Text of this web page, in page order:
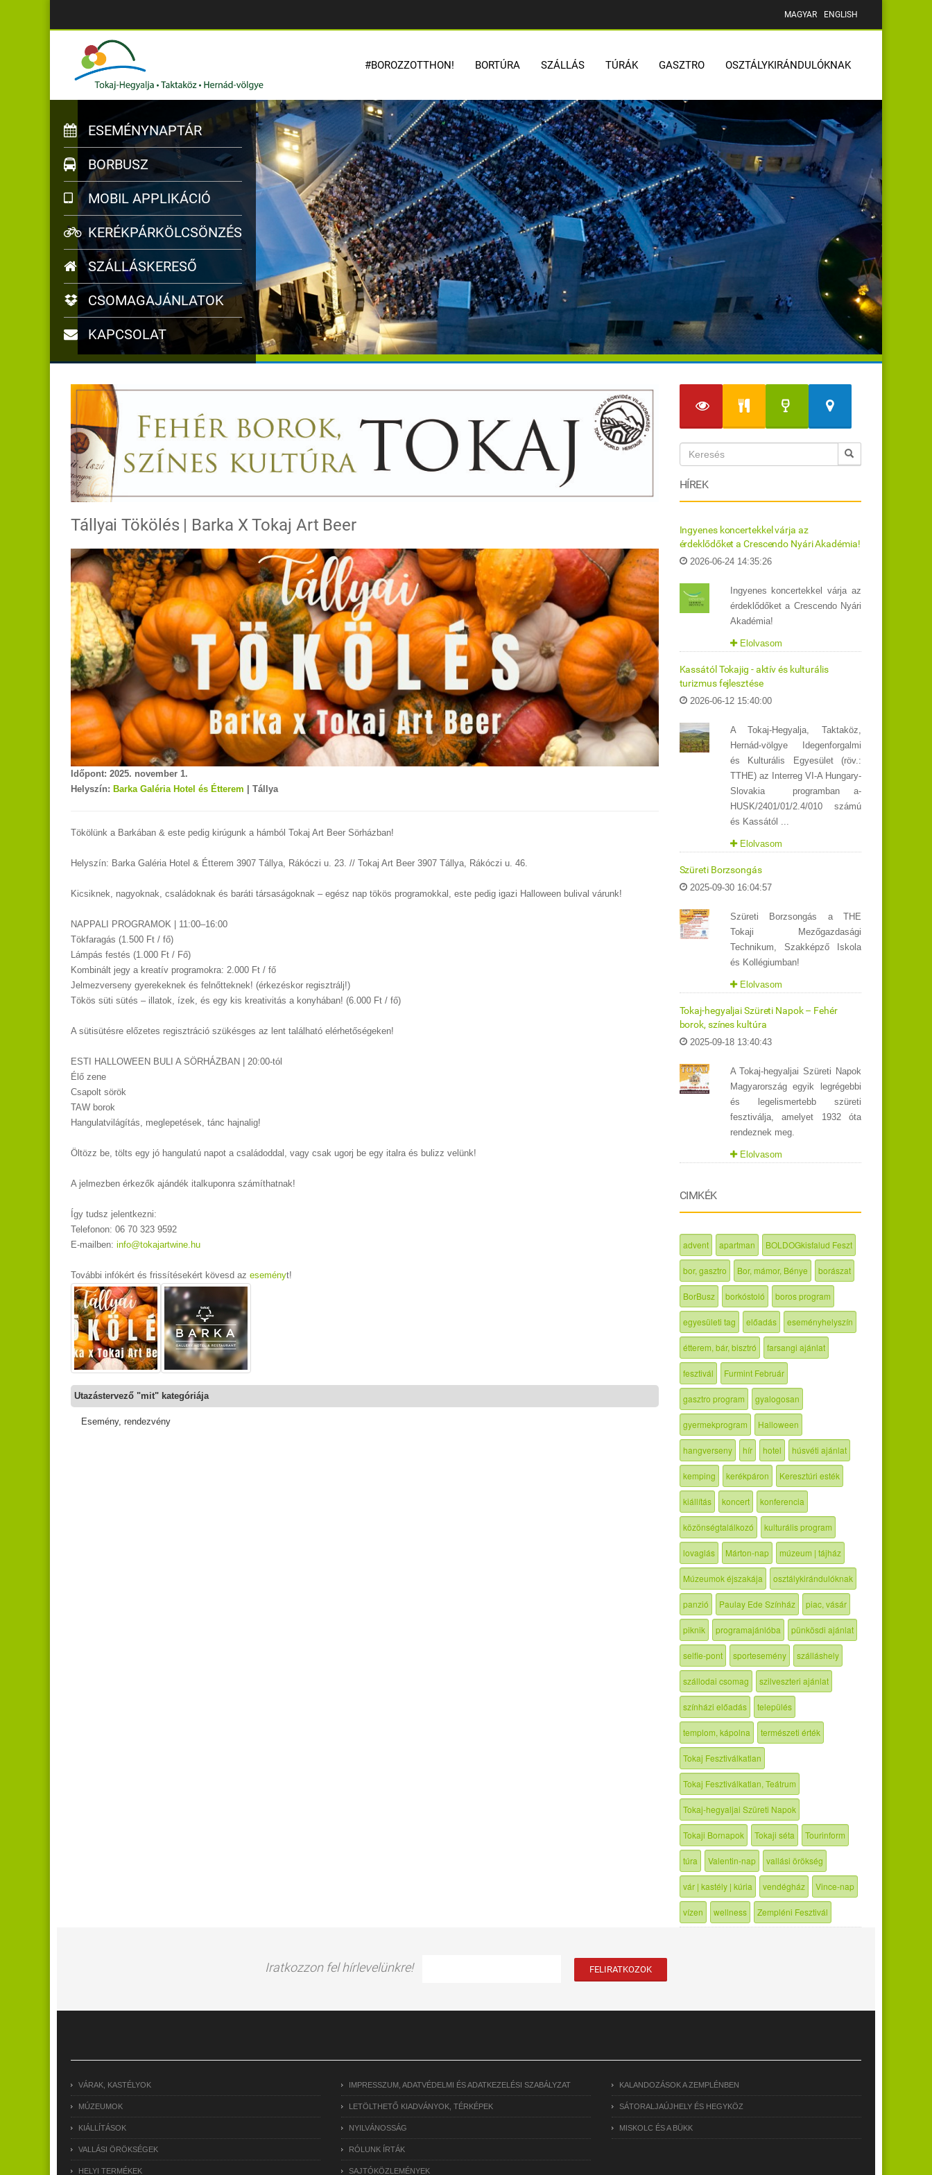
MAGYAR ENGLISH
#BOROZZOTTHON! BORTÚRA SZÁLLÁS TÚRÁK GASZTRO OSZTÁLYKIRÁNDULÓKNAK
ESEMÉNYNAPTÁR
BORBUSZ
MOBIL APPLIKÁCIÓ
KERÉKPÁRKÖLCSÖNZÉS
SZÁLLÁSKERESŐ
CSOMAGAJÁNLATOK
KAPCSOLAT
Tállyai Tökölés | Barka X Tokaj Art Beer
Időpont: 2025. november 1.
Helyszín: Barka Galéria Hotel és Étterem | Tállya
Tökölünk a Barkában & este pedig kirúgunk a hámból Tokaj Art Beer Sörházban!
Helyszín: Barka Galéria Hotel & Étterem 3907 Tállya, Rákóczi u. 23. // Tokaj Art Beer 3907 Tállya, Rákóczi u. 46.
Kicsiknek, nagyoknak, családoknak és baráti társaságoknak – egész nap tökös programokkal, este pedig igazi Halloween bulival várunk!
NAPPALI PROGRAMOK | 11:00–16:00
Tökfaragás (1.500 Ft / fő)
Lámpás festés (1.000 Ft / Fő)
Kombinált jegy a kreatív programokra: 2.000 Ft / fő
Jelmezverseny gyerekeknek és felnőtteknek! (érkezéskor regisztrálj!)
Tökös süti sütés – illatok, ízek, és egy kis kreativitás a konyhában! (6.000 Ft / fő)
A sütisütésre előzetes regisztráció szükésges az lent található elérhetőségeken!
ESTI HALLOWEEN BULI A SÖRHÁZBAN | 20:00-tól
Élő zene
Csapolt sörök
TAW borok
Hangulatvilágítás, meglepetések, tánc hajnalig!
Öltözz be, tölts egy jó hangulatú napot a családoddal, vagy csak ugorj be egy italra és bulizz velünk!
A jelmezben érkezők ajándék italkuponra számíthatnak!
Így tudsz jelentkezni:
Telefonon: 06 70 323 9592
E-mailben: info@tokajartwine.hu
További infókért és frissítésekért kövesd az eseményt!
Utazástervező "mit" kategóriája
Esemény, rendezvény
HÍREK
Ingyenes koncertekkel várja az
érdeklődőket a Crescendo Nyári Akadémia!
2026-06-24 14:35:26
Ingyenes koncertekkel várja az
érdeklődőket a Crescendo Nyári
Akadémia!
Elolvasom
Kassától Tokajig - aktív és kulturális
turizmus fejlesztése
2026-06-12 15:40:00
A Tokaj-Hegyalja, Taktaköz,
Hernád-völgye Idegenforgalmi
és Kulturális Egyesület (röv.:
TTHE) az Interreg VI-A Hungary-
Slovakia programban a-
HUSK/2401/01/2.4/010 számú
és Kassától ...
Elolvasom
Szüreti Borzsongás
2025-09-30 16:04:57
Szüreti Borzsongás a THE
Tokaji Mezőgazdasági
Technikum, Szakképző Iskola
és Kollégiumban!
Elolvasom
Tokaj-hegyaljai Szüreti Napok – Fehér
borok, színes kultúra
2025-09-18 13:40:43
A Tokaj-hegyaljai Szüreti Napok
Magyarország egyik legrégebbi
és legelismertebb szüreti
fesztiválja, amelyet 1932 óta
rendeznek meg.
Elolvasom
CIMKÉK
advent apartman BOLDOGkisfalud Feszt
bor, gasztro Bor, mámor, Bénye borászat
BorBusz borkóstoló boros program
egyesületi tag előadás eseményhelyszín
étterem, bár, bisztró farsangi ajánlat
fesztivál Furmint Február
gasztro program gyalogosan
gyermekprogram Halloween
hangverseny hír hotel húsvéti ajánlat
kemping kerékpáron Keresztúri esték
kiállítás koncert konferencia
közönségtalálkozó kulturális program
lovaglás Márton-nap múzeum | tájház
Múzeumok éjszakája osztálykirándulóknak
panzió Paulay Ede Színház piac, vásár
piknik programajánlóba pünkösdi ajánlat
selfie-pont sportesemény szálláshely
szállodai csomag szilveszteri ajánlat
színházi előadás település
templom, kápolna természeti érték
Tokaj Fesztiválkatlan
Tokaj Fesztiválkatlan, Teátrum
Tokaj-hegyaljai Szüreti Napok
Tokaji Bornapok Tokaji séta Tourinform
túra Valentin-nap vallási örökség
vár | kastély | kúria vendégház Vince-nap
vízen wellness Zempléni Fesztivál
Iratkozzon fel hírlevelünkre!
VÁRAK, KASTÉLYOK
MÚZEUMOK
KIÁLLÍTÁSOK
VALLÁSI ÖRÖKSÉGEK
HELYI TERMÉKEK
IMPRESSZUM, ADATVÉDELMI ÉS ADATKEZELÉSI SZABÁLYZAT
LETÖLTHETŐ KIADVÁNYOK, TÉRKÉPEK
NYILVÁNOSSÁG
RÓLUNK ÍRTÁK
SAJTÓKÖZLEMÉNYEK
KALANDOZÁSOK A ZEMPLÉNBEN
SÁTORALJAÚJHELY ÉS HEGYKÖZ
MISKOLC ÉS A BÜKK